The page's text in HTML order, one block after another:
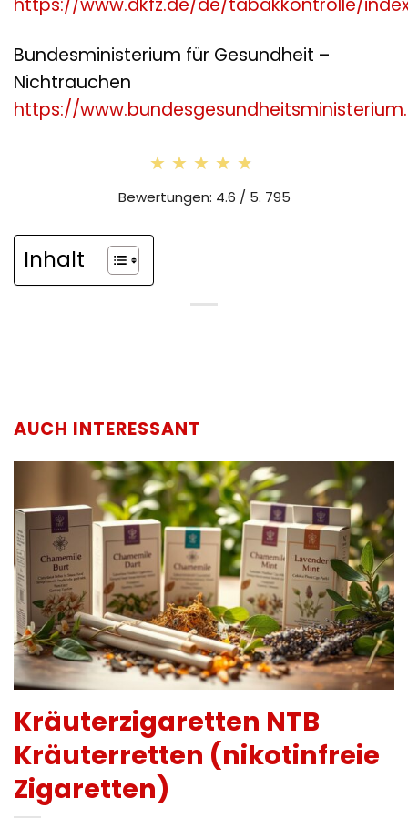
https://www.dkfz.de/de/tabakkontrolle/
Bundesministerium für Gesundheit –
Nichtrauchen
https://
★★★★★
★★★★★
Bewertungen: 4.6 / 5. 795
Inhalt
AUCH INTERESSANT
Kräuterzigaretten NTB
Kräuterretten (nikotinfreie
Zigaretten)